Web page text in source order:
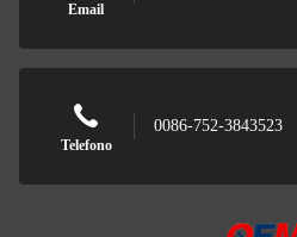
Email
Telefono
0086-752-3843523